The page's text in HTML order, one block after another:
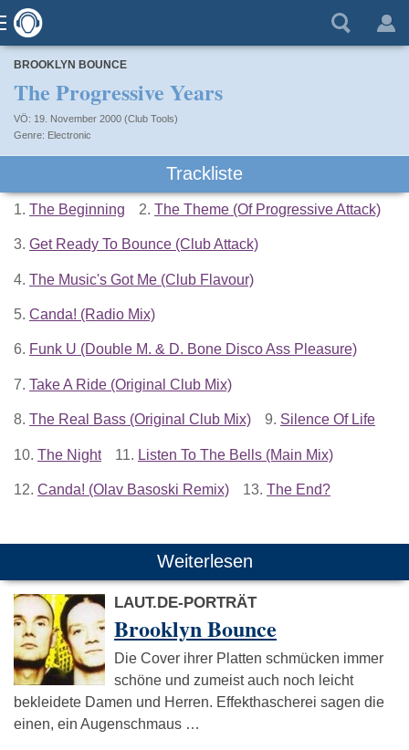
BROOKLYN BOUNCE
The Progressive Years
VÖ: 19. November 2000 (Club Tools)
Electronic
Trackliste
1. The Beginning 2. The Theme (Of Progressive Attack)
3. Get Ready To Bounce (Club Attack)
4. The Music's Got Me (Club Flavour)
5. Canda! (Radio Mix)
6. Funk U (Double M. & D. Bone Disco Ass Pleasure)
7. Take A Ride (Original Club Mix)
8. The Real Bass (Original Club Mix) 9. Silence Of Life
10. The Night 11. Listen To The Bells (Main Mix)
12. Canda! (Olav Basoski Remix) 13. The End?
Weiterlesen
LAUT.DE-PORTRÄT
Brooklyn Bounce
Die Cover ihrer Platten schmücken immer
schöne und zumeist auch noch leicht
bekleidete Damen und Herren. Effekthascherei sagen die
einen, ein Augenschmaus …